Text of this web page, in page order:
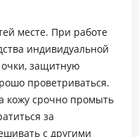
месте. При работе
индивидуальной
защитную
проветриваться.
кожу срочно промыть
за
с другими